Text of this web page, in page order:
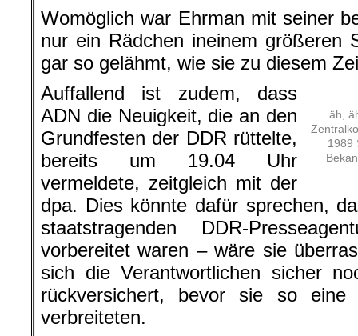
Womöglich war Ehrman mit seiner
nur ein Rädchen ineinem größeren
gar so gelähmt, wie sie zu diesem
äh,
1989
Auffallend ist zudem, dass
ADN die Neuigkeit, die an den
Grundfesten der DDR rüttelte,
bereits um 19.04 Uhr
vermeldete, zeitgleich mit der
dpa. Dies könnte dafür sprechen,
staatstragenden DDR-
vorbereitet waren – wäre sie
sich die Verantwortlichen sicher
rückversichert, bevor sie so eine
verbreiteten.